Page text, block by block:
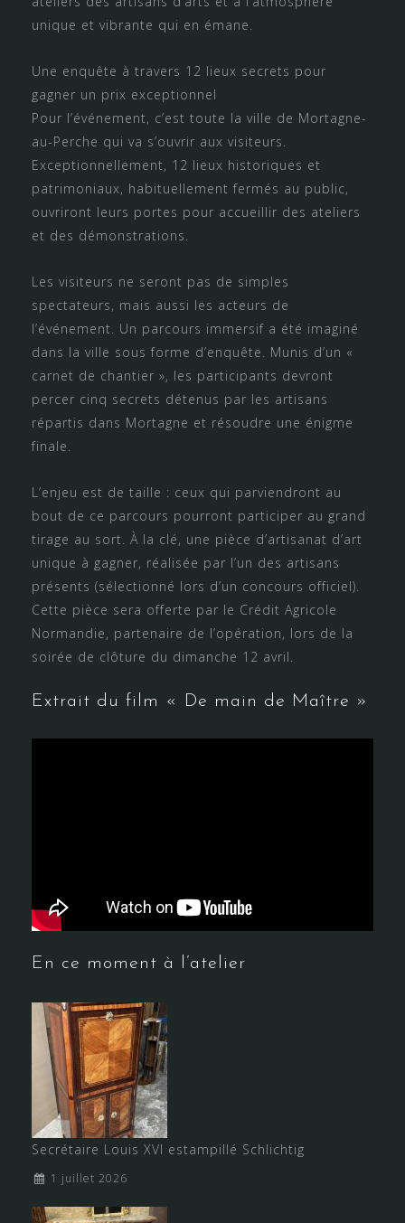
unique et vibrante qui en émane.
Une enquête à travers 12 lieux secrets pour
gagner un prix exceptionnel
Pour l’événement, c’est toute la ville de Mortagne-
au-Perche qui va s’ouvrir aux visiteurs.
Exceptionnellement, 12 lieux historiques et
patrimoniaux, habituellement fermés au public,
ouvriront leurs portes pour accueillir des ateliers
et des démonstrations.
Les visiteurs ne seront pas de simples
spectateurs, mais aussi les acteurs de
l’événement. Un parcours immersif a été imaginé
dans la ville sous forme d’enquête. Munis d’un «
carnet de chantier », les participants devront
percer cinq secrets détenus par les artisans
répartis dans Mortagne et résoudre une énigme
finale.
L’enjeu est de taille : ceux qui parviendront au
bout de ce parcours pourront participer au grand
tirage au sort. À la clé, une pièce d’artisanat d’art
unique à gagner, réalisée par l’un des artisans
présents (sélectionné lors d’un concours officiel).
Cette pièce sera offerte par le Crédit Agricole
Normandie, partenaire de l’opération, lors de la
soirée de clôture du dimanche 12 avril.
Extrait du film « De main de Maître »
En ce moment à l’atelier
Secrétaire Louis XVI estampillé Schlichtig
1 juillet 2026